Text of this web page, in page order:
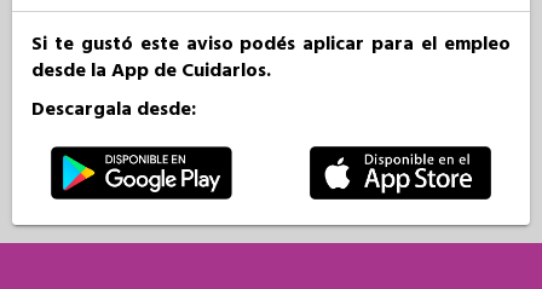
Si te gustó este aviso podés aplicar para el empleo
desde la App de Cuidarlos.
Descargala desde: